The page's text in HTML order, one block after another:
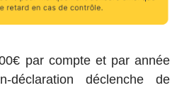
par compte et par année
déclaration déclenche de